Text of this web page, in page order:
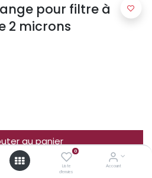
0
Liste
d'envies
Account
pour filtre à
2 microns
au panier
maintenant